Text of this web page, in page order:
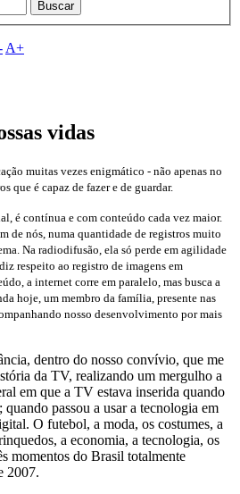
A+
vidas
muitas vezes enigmático - não apenas no
que é capaz de fazer e de guardar.
é contínua e com conteúdo cada vez maior.
de nós, numa quantidade de registros muito
Na radiodifusão, ela só perde em agilidade
respeito ao registro de imagens em
a internet corre em paralelo, mas busca a
hoje, um membro da família, presente nas
nosso desenvolvimento por mais
dentro do nosso convívio, que me
da TV, realizando um mergulho a
em que a TV estava inserida quando
passou a usar a tecnologia em
O futebol, a moda, os costumes, a
a economia, a tecnologia, os
momentos do Brasil totalmente
2007.